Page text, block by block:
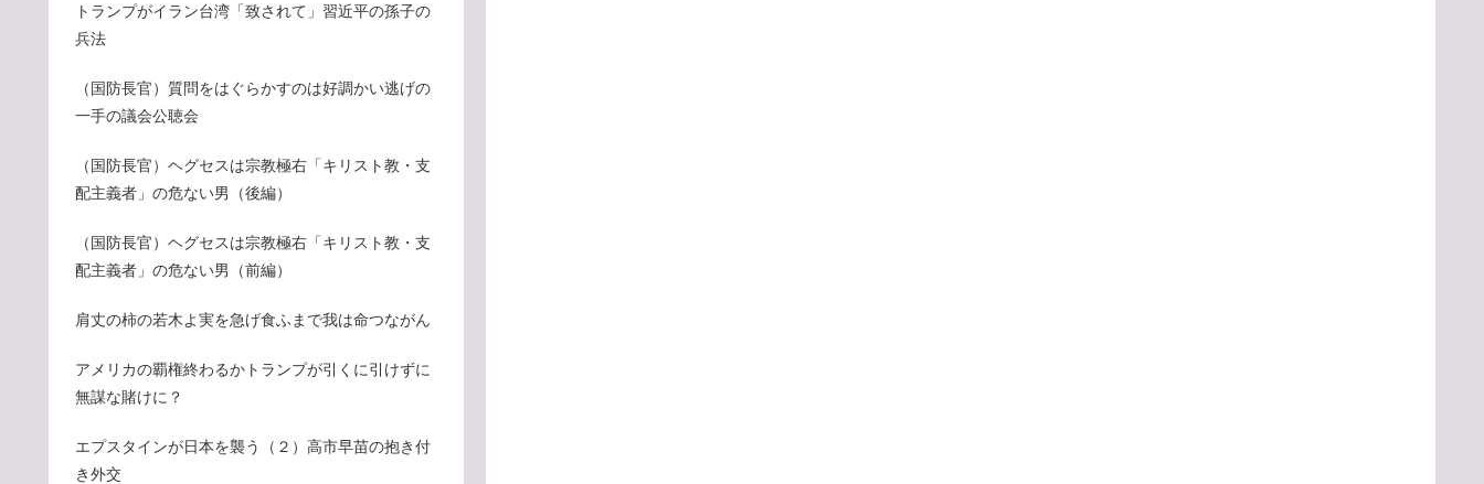
トランプがイラン台湾「致されて」習近平の孫子の
兵法
（国防長官）質問をはぐらかすのは好調かい逃げの
一手の議会公聴会
（国防長官）ヘグセスは宗教極右「キリスト教・支
配主義者」の危ない男（後編）
（国防長官）ヘグセスは宗教極右「キリスト教・支
配主義者」の危ない男（前編）
肩丈の柿の若木よ実を急げ食ふまで我は命つながん
アメリカの覇権終わるかトランプが引くに引けずに
無謀な賭けに？
エプスタインが日本を襲う（２）高市早苗の抱き付
き外交